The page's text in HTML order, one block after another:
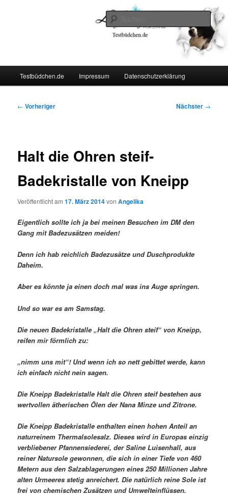
Testbüdchen.de Impressum Datenschutzerklärung
Beitragsnavigation
← Vorheriger Nächster →
Halt die Ohren steif-
Badekristalle von Kneipp
Veröffentlicht am17. März 2014vonAngelika
Eigentlich sollte ich ja bei meinen Besuchen im DM den
Gang mit Badezusätzen meiden!
Denn ich hab reichlich Badezusätze und Duschprodukte
Daheim.
Aber es könnte ja einen doch mal was ins Auge springen.
Und so war es am Samstag.
Die neuen Badekristalle „Halt die Ohren steif“ von Kneipp,
reifen mir förmlich zu:
„nimm uns mit“! Und wenn ich so nett gebittet werde, kann
ich einfach nicht nein sagen.
Die Kneipp Badekristalle Halt die Ohren steif bestehen aus
wertvollen ätherischen Ölen der Nana Minze und Zitrone.
Die Kneipp Badekristalle enthalten einen hohen Anteil an
naturreinem Thermalsolesalz. Dieses wird in Europas einzig
verbliebener Pfannensiederei, der Saline Luisenhall, aus
reiner Natursole gewonnen, die sich in einer Tiefe von 460
Metern aus den Salzablagerungen eines 250 Millionen Jahre
alten Urmeeres stetig anreichert. Die natürlich reine Sole ist
frei von chemischen Zusätzen und Umwelteinflüssen.